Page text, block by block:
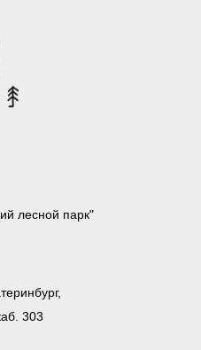
лесной парк"
303